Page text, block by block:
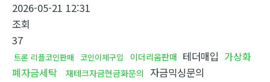
2026-05-21 12:31
조회
37
트론 리플코인판매 코인이체구입 이더리움판매 테더매입 가상화
폐자금세탁
재테크자금현금화문의 자금믹싱문의